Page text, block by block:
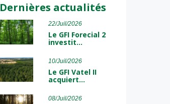
Dernières actualités
22/Juil/2026
Le GFI Forecial 2
investit…
10/Juil/2026
Le GFI Vatel II
acquiert…
08/Juil/2026